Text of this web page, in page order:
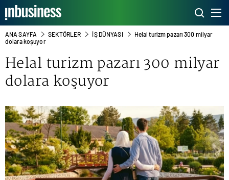
ANA SAYFA SEKTÖRLER İŞ DÜNYASI
Helal turizm pazarı 300 milyar
dolara koşuyor
Helal turizm pazarı 300 milyar
dolara koşuyor